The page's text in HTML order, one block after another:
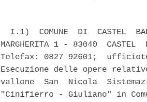
I.1)  COMUNE  DI  CASTEL
MARGHERITA 1 - 83040
Telefax: 0827 92601;
Esecuzione delle opere
vallone  San  Nicola
"Cinifierro - Giuliano" in